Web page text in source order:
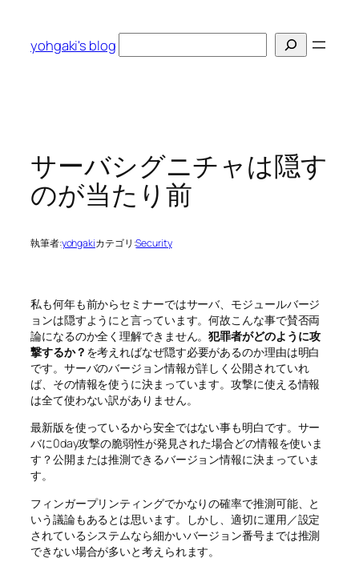
yohgaki's blog
索
サーバシグニチャは隠す
のが当たり前
執筆者:yohgakiカテゴリ:Security
私も何年も前からセミナーではサーバ、モジュールバージ
ョンは隠すようにと言っています。何故こんな事で賛否両
論になるのか全く理解できません。犯罪者がどのように攻
撃するか？ を考えればなぜ隠す必要があるのか理由は明白
です。サーバのバージョン情報が詳しく公開されていれ
ば、その情報を使うに決まっています。攻撃に使える情報
は全て使わない訳がありません。
最新版を使っているから安全ではない事も明白です。サー
バに0day攻撃の脆弱性が発見された場合どの情報を使いま
す？公開または推測できるバージョン情報に決まっていま
す。
フィンガープリンティングでかなりの確率で推測可能、と
いう議論もあるとは思います。しかし、適切に運用／設定
されているシステムなら細かいバージョン番号までは推測
できない場合が多いと考えられます。